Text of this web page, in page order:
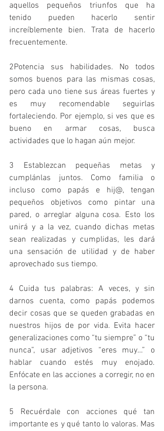
aquellos pequeños triunfos que ha
tenido pueden hacerlo sentir
increíblemente bien. Trata de hacerlo
frecuentemente.
2Potencia sus habilidades. No todos
somos buenos para las mismas cosas,
pero cada uno tiene sus áreas fuertes y
es muy recomendable seguirlas
fortaleciendo. Por ejemplo, si ves que es
bueno en armar cosas, busca
actividades que lo hagan aún mejor.
3 Establezcan pequeñas metas y
cumplánlas juntos. Como familia o
incluso como papás e hij@, tengan
pequeños objetivos como pintar una
pared, o arreglar alguna cosa. Esto los
unirá y a la vez, cuando dichas metas
sean realizadas y cumplidas, les dará
una sensación de utilidad y de haber
aprovechado sus tiempo.
4 Cuida tus palabras: A veces, y sin
darnos cuenta, como papás podemos
decir cosas que se queden grabadas en
nuestros hijos de por vida. Evita hacer
generalizaciones como “tu siempre” o “tu
nunca”, usar adjetivos “eres muy…” o
hablar cuando estés muy enojado.
Enfócate en las acciones a corregir, no en
la persona.
5 Recuérdale con acciones qué tan
importante es y qué tanto lo valoras. Mas